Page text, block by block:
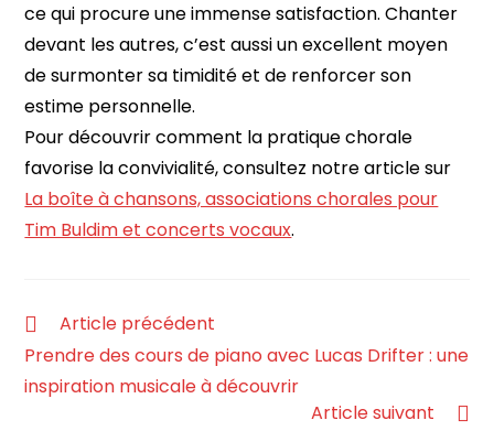
ce qui procure une immense satisfaction. Chanter
devant les autres, c’est aussi un excellent moyen
de surmonter sa timidité et de renforcer son
estime personnelle.
Pour découvrir comment la pratique chorale
favorise la convivialité, consultez notre article sur
La boîte à chansons, associations chorales pour
Tim Buldim et concerts vocaux.
Article précédent
Prendre des cours de piano avec Lucas Drifter : une
inspiration musicale à découvrir
Article suivant